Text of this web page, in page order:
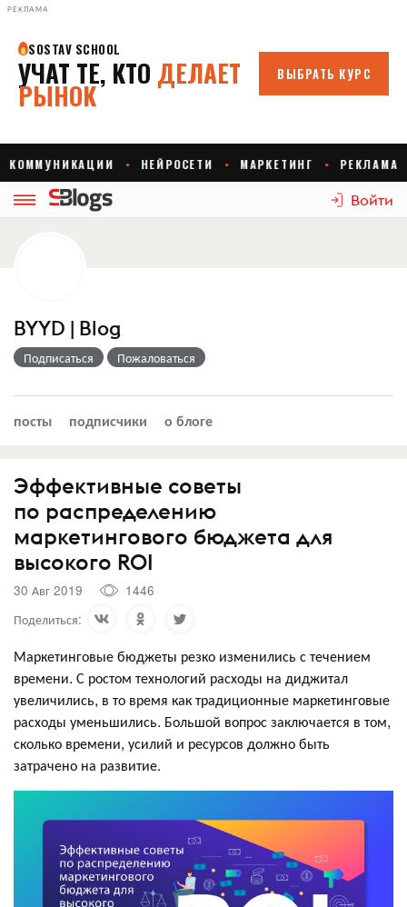
РЕКЛАМА
Войти
BYYD | Blog
Подписаться Пожаловаться
посты подписчики о блоге
Эффективные советы
по распределению
маркетингового бюджета для
высокого ROI
30 Авг 2019
1446
Поделиться:
Маркетинговые бюджеты резко изменились с течением
времени. С ростом технологий расходы на диджитал
увеличились, в то время как традиционные маркетинговые
расходы уменьшились. Большой вопрос заключается в том,
сколько времени, усилий и ресурсов должно быть
затрачено на развитие.